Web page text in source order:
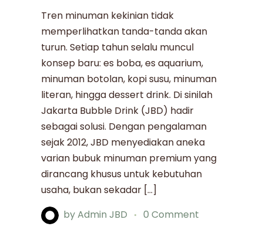
Tren minuman kekinian tidak
memperlihatkan tanda-tanda akan
turun. Setiap tahun selalu muncul
konsep baru: es boba, es aquarium,
minuman botolan, kopi susu, minuman
literan, hingga dessert drink. Di sinilah
Jakarta Bubble Drink (JBD) hadir
sebagai solusi. Dengan pengalaman
sejak 2012, JBD menyediakan aneka
varian bubuk minuman premium yang
dirancang khusus untuk kebutuhan
usaha, bukan sekadar […]
byAdmin JBD
0 Comment